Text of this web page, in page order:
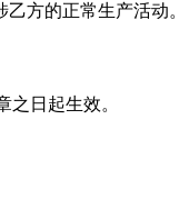
方的正常生产活动。
日起生效。